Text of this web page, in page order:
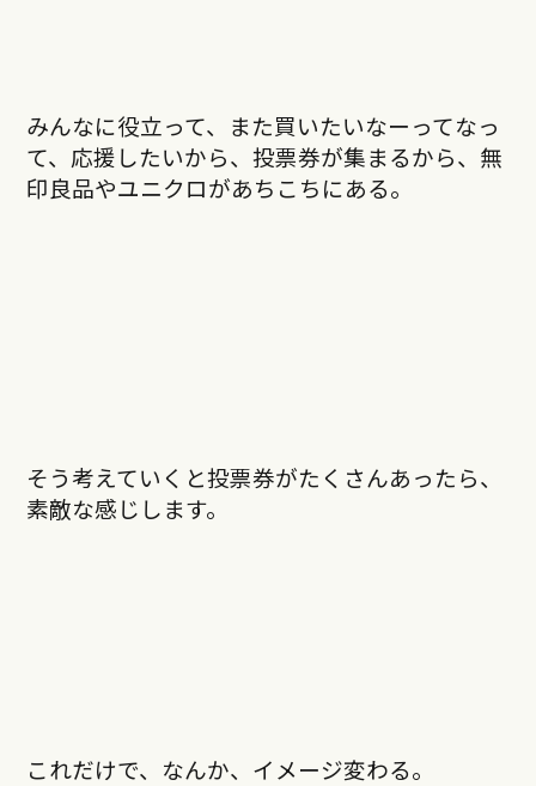
みんなに役立って、また買いたいなーってなっ
て、応援したいから、投票券が集まるから、 無
印良品やユニクロがあちこちにある。
そう考えていくと投票券がたくさんあったら、
素敵な感じします。
これだけで、なんか、イメージ変わる。